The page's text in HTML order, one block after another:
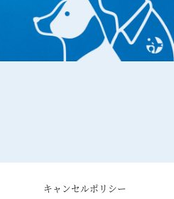
キャンセルポリシー